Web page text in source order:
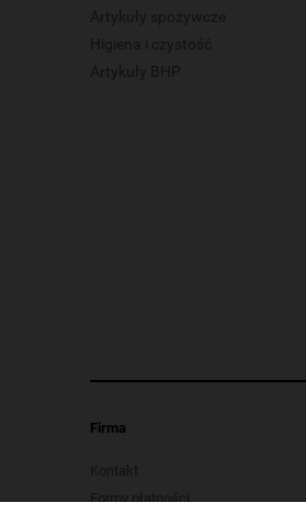
Artykuły spożywcze
Higiena i czystość
Artykuły BHP
Firma
Kontakt
Formy płatności